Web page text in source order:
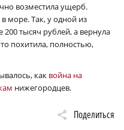
возместила ущерб.
море. Так, у одной из
тысяч рублей, а вернула
похитила, полностью,
как война на
нижегородцев.
Поделиться